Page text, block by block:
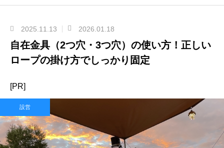
2025.11.13 2026.01.18
自在金具（2つ穴・3つ穴）の使い方！正しい
ロープの掛け方でしっかり固定
[PR]
設営